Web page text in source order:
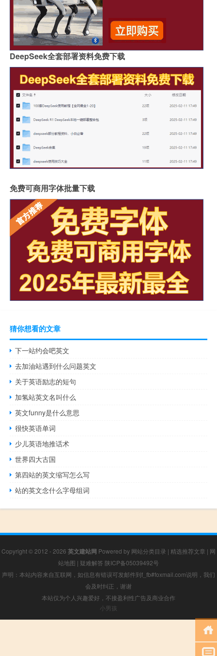
DeepSeek全套部署资料免费下载
免费可商用字体批量下载
猜你想看的文章
下一站约会吧英文
去加油站遇到什么问题英文
关于英语励志的短句
加氢站英文名叫什么
英文funny是什么意思
很快英语单词
少儿英语地推话术
世界四大古国
第四站的英文缩写怎么写
站的英文念什么字母组词
Copyright © 2012 - 2026 英文建站网 Powered by 网站分类目录 | 精选推荐文章 | 网
站地图 | 疑难解答 陕ICP备05039492号
声明：本站内容来自互联网，如信息有错误可发邮件到f_fb#foxmail.com说明，我们
会及时纠正，谢谢
本站仅为个人兴趣爱好，不接盈利性广告及商业合作
小男孩